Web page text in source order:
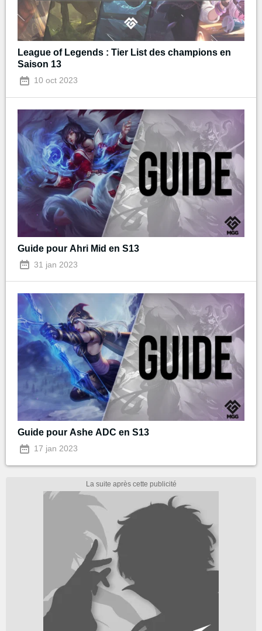
League of Legends : Tier List des champions en
Saison 13
10 oct 2023
Guide pour Ahri Mid en S13
31 jan 2023
Guide pour Ashe ADC en S13
17 jan 2023